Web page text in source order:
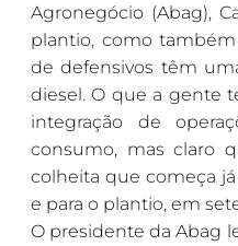
Agronegócio (Abag),
plantio, como
de defensivos têm
diesel. O que a gente
integração de
consumo, mas claro
colheita que começa
e para o plantio, em
O presidente da Abag